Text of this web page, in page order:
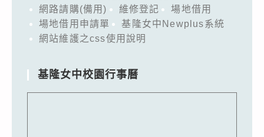
網路請購(備用)
維修登記
場地借用
場地借用申請單
基隆女中Newplus系統
網站維護之css使用說明
基隆女中校園行事曆